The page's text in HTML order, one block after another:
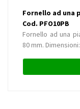
Fornello ad una
Cod. PFO10PB
Fornello ad una
80 mm.